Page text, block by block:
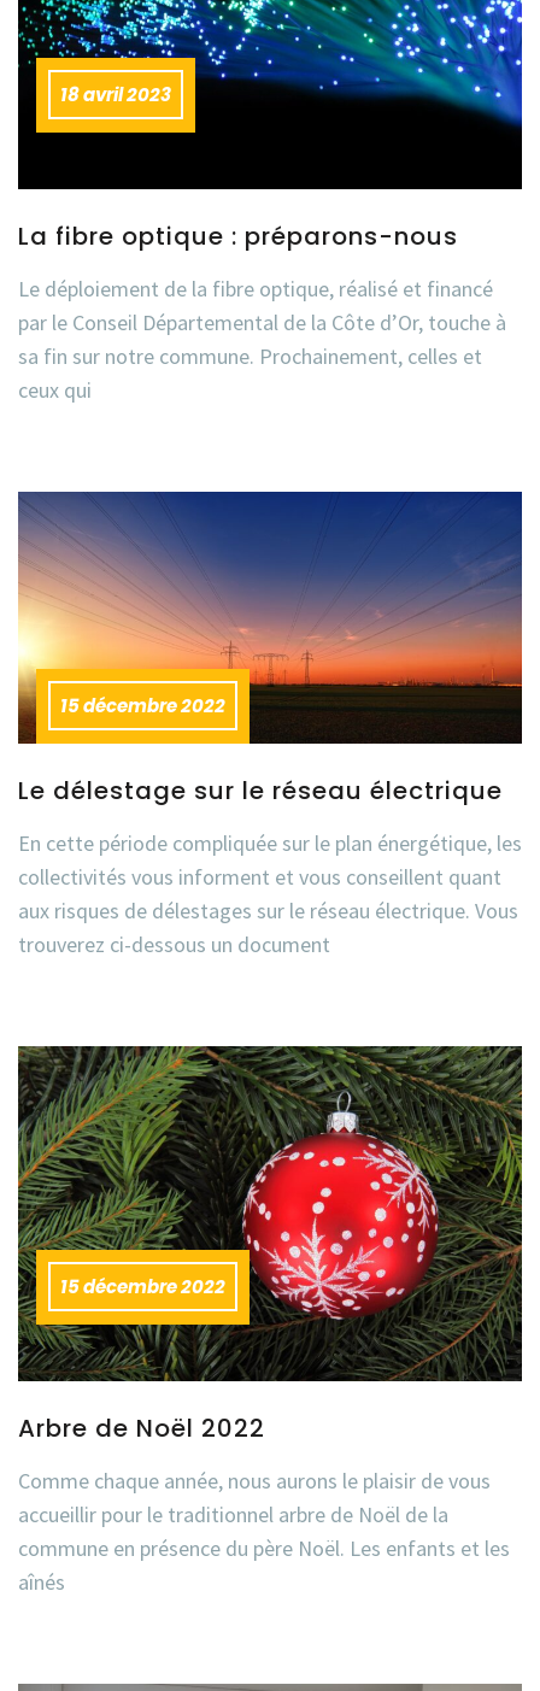
18 avril 2023
La fibre optique : préparons-nous
Le déploiement de la fibre optique, réalisé et financé
par le Conseil Départemental de la Côte d’Or, touche à
sa fin sur notre commune. Prochainement, celles et
ceux qui
15 décembre 2022
Le délestage sur le réseau électrique
En cette période compliquée sur le plan énergétique, les
collectivités vous informent et vous conseillent quant
aux risques de délestages sur le réseau électrique. Vous
trouverez ci-dessous un document
15 décembre 2022
Arbre de Noël 2022
Comme chaque année, nous aurons le plaisir de vous
accueillir pour le traditionnel arbre de Noël de la
commune en présence du père Noël. Les enfants et les
aînés